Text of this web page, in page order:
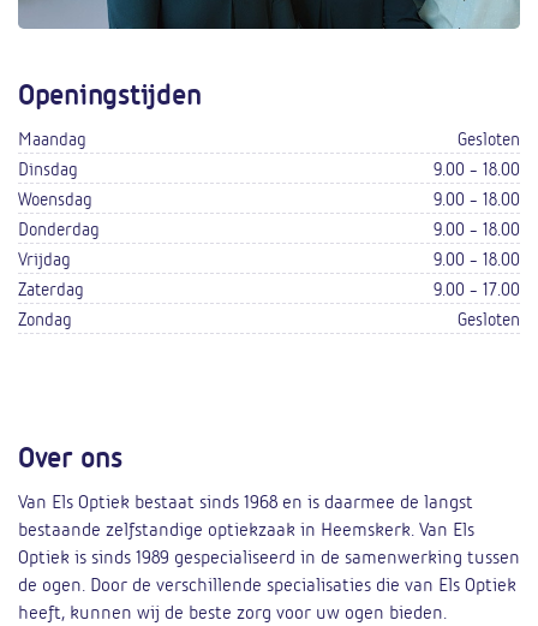
Openingstijden
Maandag
Gesloten
Dinsdag
9.00 - 18.00
Woensdag
9.00 - 18.00
Donderdag
9.00 - 18.00
Vrijdag
9.00 - 18.00
Zaterdag
9.00 - 17.00
Zondag
Gesloten
Over ons
Van Els Optiek bestaat sinds 1968 en is daarmee de langst
bestaande zelfstandige optiekzaak in Heemskerk. Van Els
Optiek is sinds 1989 gespecialiseerd in de samenwerking tussen
de ogen. Door de verschillende specialisaties die van Els Optiek
heeft, kunnen wij de beste zorg voor uw ogen bieden.